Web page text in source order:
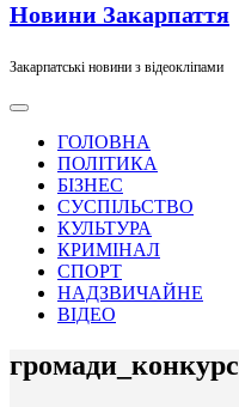
Новини Закарпаття
Закарпатські новини з відеокліпами
ГОЛОВНА
ПОЛІТИКА
БІЗНЕС
СУСПІЛЬСТВО
КУЛЬТУРА
КРИМІНАЛ
СПОРТ
НАДЗВИЧАЙНЕ
ВІДЕО
громади_конкурс